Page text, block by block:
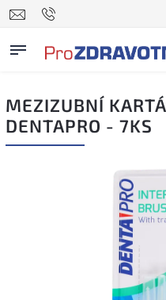
MEZIZUBNÍ
DENTAPRO - 7KS